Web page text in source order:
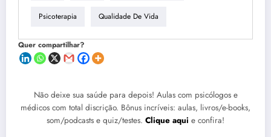
Psicoterapia Qualidade De Vida
Quer compartilhar?
Não deixe sua saúde para depois! Aulas com psicólogos e
médicos com total discrição. Bônus incríveis: aulas, livros/e-books,
som/podcasts e quiz/testes. Clique aqui e confira!